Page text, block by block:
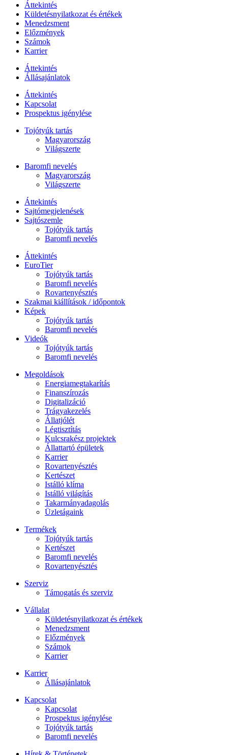
Áttekintés
Küldetésnyilatkozat és értékek
Menedzsment
Előzmények
Számok
Karrier
Áttekintés
Állásajánlatok
Áttekintés
Kapcsolat
Prospektus igénylése
Tojótyúk tartás
Magyarország
Világszerte
Baromfi nevelés
Magyarország
Világszerte
Áttekintés
Sajtómegjelenések
Sajtószemle
Tojótyúk tartás
Baromfi nevelés
Áttekintés
EuroTier
Tojótyúk tartás
Baromfi nevelés
Rovartenyésztés
Szakmai kiállítások / időpontok
Képek
Tojótyúk tartás
Baromfi nevelés
Videók
Tojótyúk tartás
Baromfi nevelés
Megoldások
Energiamegtakarítás
Finanszírozás
Digitalizáció
Trágyakezelés
Állatjólét
Légtisztítás
Kulcsrakész projektek
Állattartó épületek
Karrier
Rovartenyésztés
Kertészet
Istálló klíma
Istálló világítás
Takarmányadagolás
Üzletágaink
Termékek
Tojótyúk tartás
Kertészet
Baromfi nevelés
Rovartenyésztés
Szerviz
Támogatás és szerviz
Vállalat
Küldetésnyilatkozat és értékek
Menedzsment
Előzmények
Számok
Karrier
Karrier
Állásajánlatok
Kapcsolat
Kapcsolat
Prospektus igénylése
Tojótyúk tartás
Baromfi nevelés